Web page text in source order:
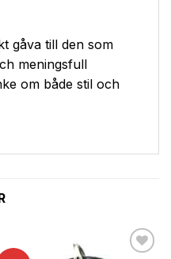
gåva till den som
meningsfull
om både stil och